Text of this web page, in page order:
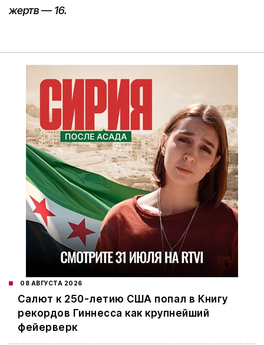
жертв — 16.
08 АВГУСТА 2026
Салют к 250-летию США попал в Книгу
рекордов Гиннесса как крупнейший
фейерверк